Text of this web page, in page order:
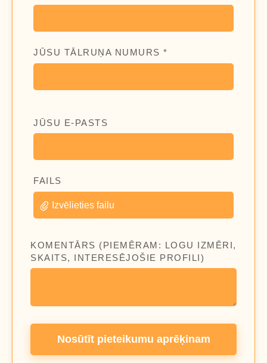
JŪSU TĀLRUŅA NUMURS *
JŪSU E-PASTS
FAILS
Izvēlieties failu
KOMENTĀRS (PIEMĒRAM: LOGU IZMĒRI,
SKAITS, INTERESĒJOŠIE PROFILI)
Nosūtīt pieteikumu aprēķinam